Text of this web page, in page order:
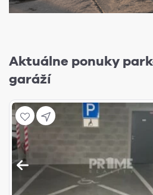
Aktuálne ponuky
garáží